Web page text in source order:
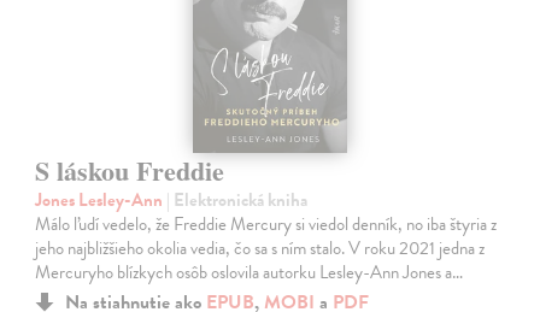
S láskou Freddie
Jones Lesley-Ann | Elektronická kniha
Málo ľudí vedelo, že Freddie Mercury si viedol denník, no iba štyria z
jeho najbližšieho okolia vedia, čo sa s ním stalo. V roku 2021 jedna z
Mercuryho blízkych osôb oslovila autorku Lesley-Ann Jones a…
Na stiahnutie ako EPUB, MOBI a PDF